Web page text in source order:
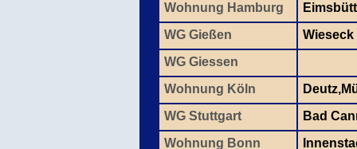
Wohnung Hamburg
WG Gießen
Wieseck
WG Giessen
Wohnung Köln
WG Stuttgart
Bad
Wohnung Bonn